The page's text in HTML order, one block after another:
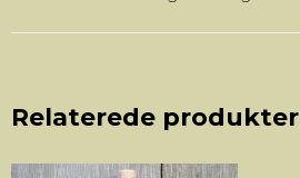
Relaterede produkter